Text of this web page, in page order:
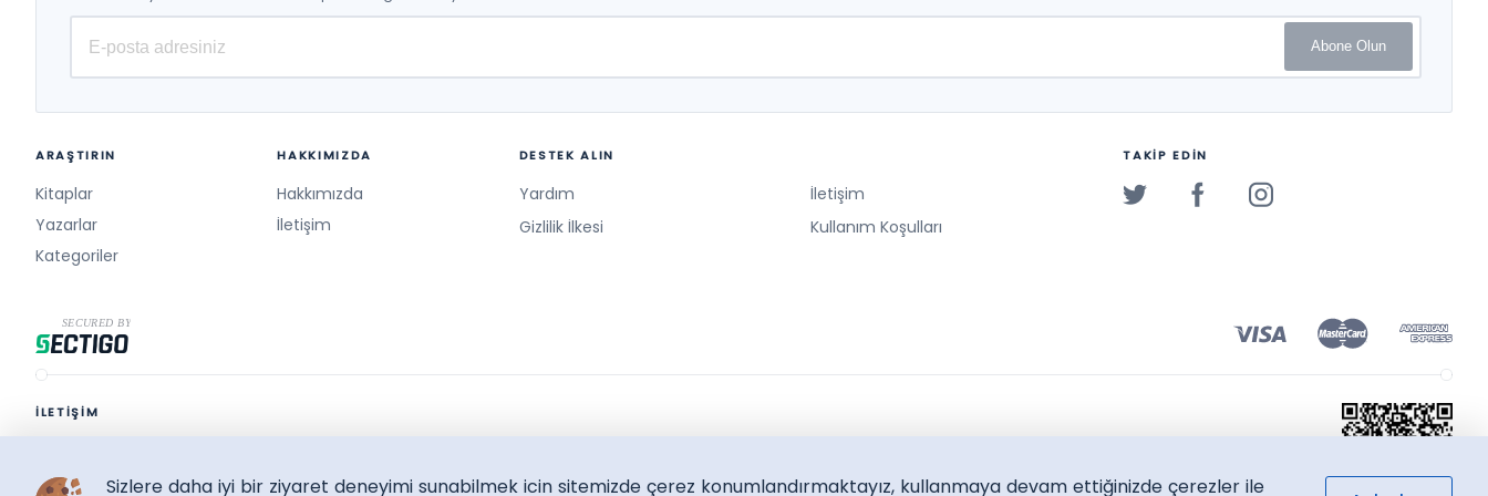
Abone Olun
ARAŞTIRIN
Kitaplar
Yazarlar
Kategoriler
HAKKIMIZDA
Hakkımızda
İletişim
DESTEK ALIN
Yardım
İletişim
Gizlilik İlkesi
Kullanım Koşulları
TAKİP EDİN
İLETİŞİM
Sizlere daha iyi bir ziyaret deneyimi sunabilmek icin sitemizde çerez konumlandırmaktayız, kullanmaya devam ettiğinizde çerezler ile